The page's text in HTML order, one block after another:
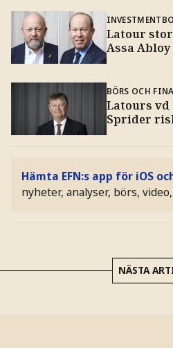
Latour
Assa Abloy
BÖRS OCH
Latours
Sprider
Hämta EFN:s app för iOS
nyheter, analyser, börs,
NÄSTA